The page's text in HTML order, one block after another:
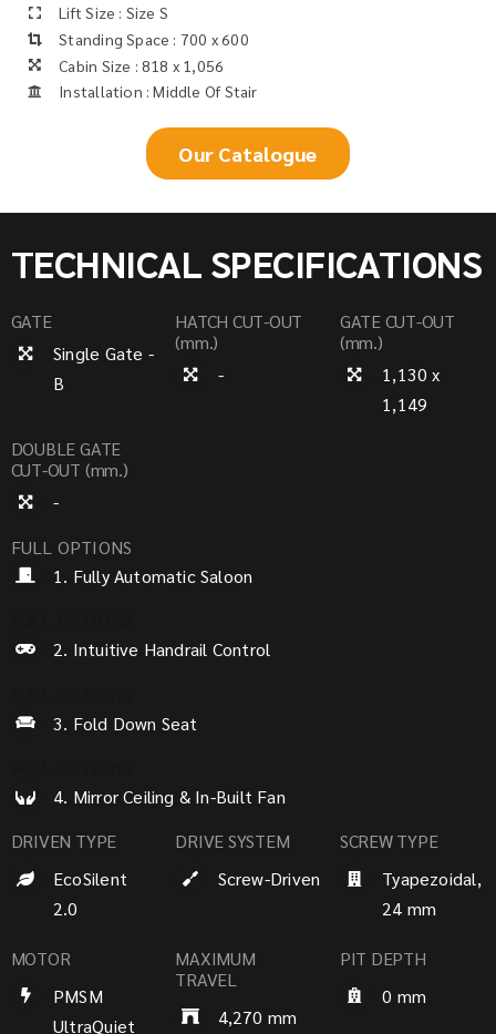
Lift Size : Size S
Standing Space : 700 x 600
Cabin Size : 818 x 1,056
Installation : Middle Of Stair
Our Catalogue
TECHNICAL SPECIFICATIONS
GATE
Single Gate -
B
HATCH CUT-OUT
(mm.)
-
GATE CUT-OUT
(mm.)
1,130 x
1,149
DOUBLE GATE
CUT-OUT (mm.)
-
FULL OPTIONS
1. Fully Automatic Saloon
2. Intuitive Handrail Control
3. Fold Down Seat
4. Mirror Ceiling & In-Built Fan
DRIVEN TYPE
EcoSilent
2.0
DRIVE SYSTEM
Screw-Driven
SCREW TYPE
Tyapezoidal,
24 mm
MOTOR
PMSM
UltraQuiet
MAXIMUM
TRAVEL
4,270 mm
PIT DEPTH
0 mm